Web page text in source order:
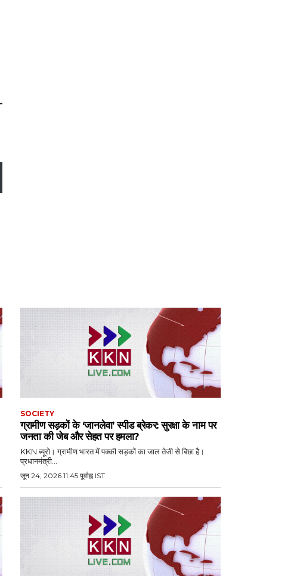
SOCIETY
ग्रामीण सड़कों के ‘जानलेवा’ स्पीड ब्रेकर: सुरक्षा के नाम पर
जनता की जेब और सेहत पर हमला?
KKN ब्यूरो। ग्रामीण भारत में पक्की सड़कों का जाल तेजी से बिछा है।
प्रधानमंत्री...
जून 24, 2026 11:45 पूर्वाह्न IST